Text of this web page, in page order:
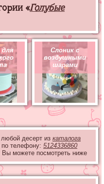
«Голубые
для
Слоник с
воздушными
шарами
десерт из каталога
по телефону: 5124336860
можете посмотреть ниже